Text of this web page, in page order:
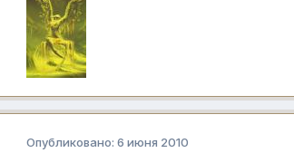
Опубликовано: 6 июня 2010